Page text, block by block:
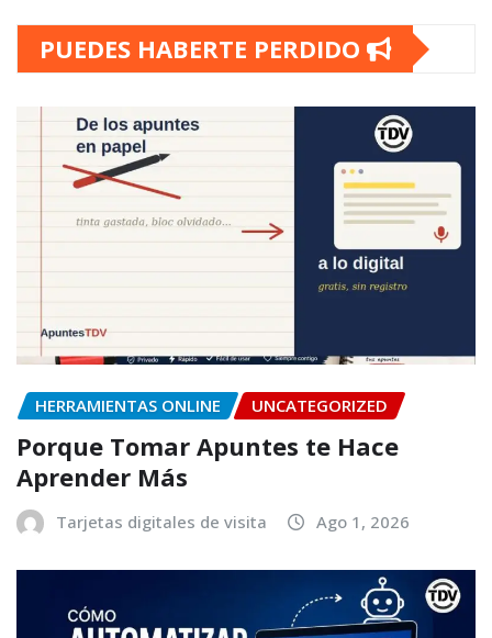
PUEDES HABERTE PERDIDO
HERRAMIENTAS ONLINE UNCATEGORIZED
Porque Tomar Apuntes te Hace
Aprender Más
Tarjetas digitales de visita Ago 1, 2026